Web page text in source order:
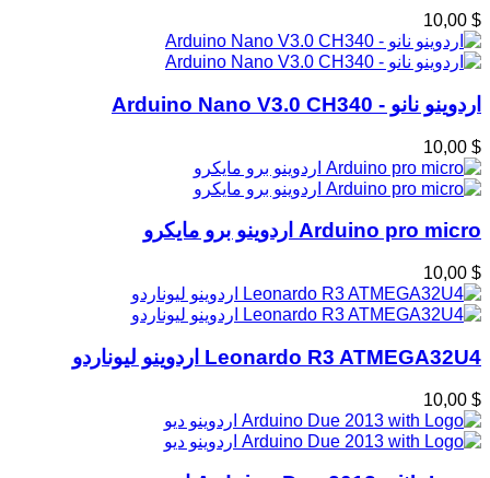
$ 10,00
اردوينو نانو - Arduino Nano V3.0 CH340
$ 10,00
Arduino pro micro اردوينو برو مايكرو
$ 10,00
Leonardo R3 ATMEGA32U4 اردوينو ليوناردو
$ 10,00